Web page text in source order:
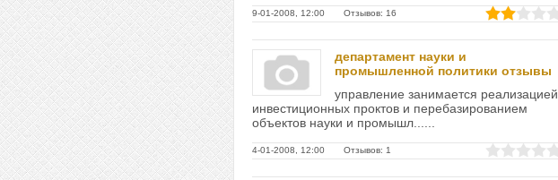
9-01-2008, 12:00 Отзывов: 16
департамент науки и
промышленной политики отзывы
управление занимается реализацией
инвестиционных проктов и перебазированием
объектов науки и промышл......
4-01-2008, 12:00 Отзывов: 1